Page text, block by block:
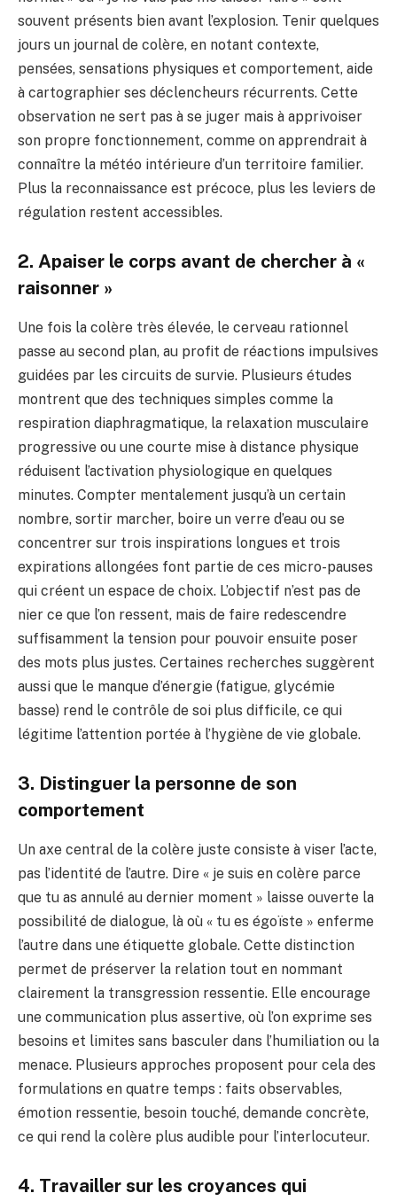
souvent présents bien avant l’explosion. Tenir quelques
jours un journal de colère, en notant contexte,
pensées, sensations physiques et comportement, aide
à cartographier ses déclencheurs récurrents. Cette
observation ne sert pas à se juger mais à apprivoiser
son propre fonctionnement, comme on apprendrait à
connaître la météo intérieure d’un territoire familier.
Plus la reconnaissance est précoce, plus les leviers de
régulation restent accessibles.
2. Apaiser le corps avant de chercher à «
raisonner »
Une fois la colère très élevée, le cerveau rationnel
passe au second plan, au profit de réactions impulsives
guidées par les circuits de survie. Plusieurs études
montrent que des techniques simples comme la
respiration diaphragmatique, la relaxation musculaire
progressive ou une courte mise à distance physique
réduisent l’activation physiologique en quelques
minutes. Compter mentalement jusqu’à un certain
nombre, sortir marcher, boire un verre d’eau ou se
concentrer sur trois inspirations longues et trois
expirations allongées font partie de ces micro-pauses
qui créent un espace de choix. L’objectif n’est pas de
nier ce que l’on ressent, mais de faire redescendre
suffisamment la tension pour pouvoir ensuite poser
des mots plus justes. Certaines recherches suggèrent
aussi que le manque d’énergie (fatigue, glycémie
basse) rend le contrôle de soi plus difficile, ce qui
légitime l’attention portée à l’hygiène de vie globale.
3. Distinguer la personne de son
comportement
Un axe central de la colère juste consiste à viser l’acte,
pas l’identité de l’autre. Dire « je suis en colère parce
que tu as annulé au dernier moment » laisse ouverte la
possibilité de dialogue, là où « tu es égoïste » enferme
l’autre dans une étiquette globale. Cette distinction
permet de préserver la relation tout en nommant
clairement la transgression ressentie. Elle encourage
une communication plus assertive, où l’on exprime ses
besoins et limites sans basculer dans l’humiliation ou la
menace. Plusieurs approches proposent pour cela des
formulations en quatre temps : faits observables,
émotion ressentie, besoin touché, demande concrète,
ce qui rend la colère plus audible pour l’interlocuteur.
4. Travailler sur les croyances qui